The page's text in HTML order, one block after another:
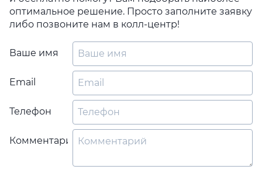
оптимальное решение. Просто заполните заявку
либо позвоните нам в колл-центр!
Ваше имя
Email
Телефон
Комментарий